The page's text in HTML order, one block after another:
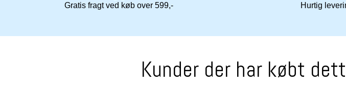
Gratis fragt ved køb over 599,- Hurtig
Kunder der har købt